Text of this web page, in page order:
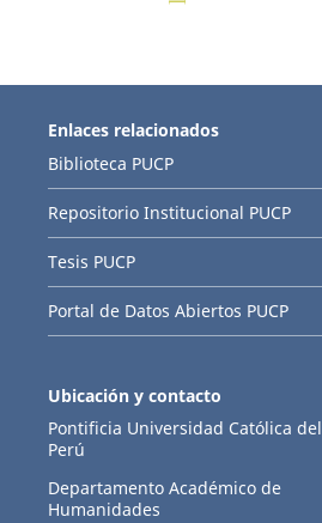
Enlaces relacionados
Biblioteca PUCP
Repositorio Institucional PUCP
Tesis PUCP
Portal de Datos Abiertos PUCP
Ubicación y contacto
Pontificia Universidad Católica del
Perú
Departamento Académico de
Humanidades